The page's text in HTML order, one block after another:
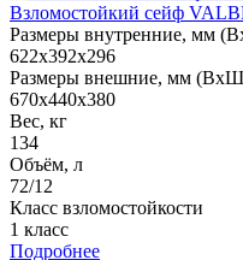
Взломостойкий сейф
Размеры внутренние, мм
622x392x296
Размеры внешние, мм
670x440x380
Вес, кг
134
Объём, л
72/12
Класс взломостойкости
1 класс
Подробнее